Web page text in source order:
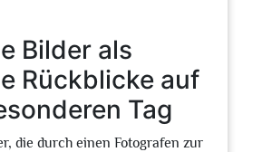
Bilder als
Rückblicke auf
Tag
die durch einen Fotografen zur